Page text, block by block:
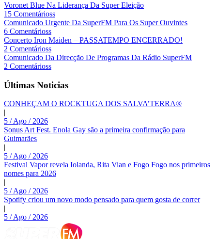
Voronet Blue Na Liderança Da Super Eleição
15 Comentárioss
Comunicado Urgente Da SuperFM Para Os Super Ouvintes
6 Comentárioss
Concerto Iron Maiden – PASSATEMPO ENCERRADO!
2 Comentárioss
Comunicado Da Direcção De Programas Da Rádio SuperFM
2 Comentárioss
Últimas Noticias
CONHEÇAM O ROCKTUGA DOS SALVA’TERRA®
|
5 / Ago / 2026
Sonus Art Fest. Enola Gay são a primeira confirmação para
Guimarães
|
5 / Ago / 2026
Festival Vapor revela Iolanda, Rita Vian e Fogo Fogo nos primeiros
nomes para 2026
|
5 / Ago / 2026
Spotify criou um novo modo pensado para quem gosta de correr
|
5 / Ago / 2026